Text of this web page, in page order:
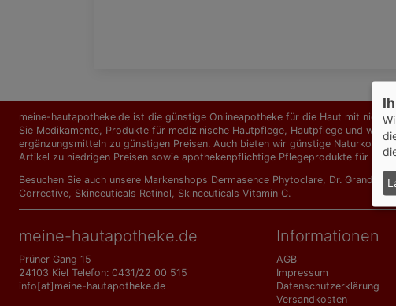
meine-hautapotheke.de ist die günstige Onlineapotheke für die Haut mit
Sie Medikamente, Produkte für medizinische Hautpflege, Hautpflege und
ergänzungs­mitteln zu günstigen Preisen. Auch bieten wir günstige
Artikel zu niedrigen Preisen sowie apothekenpflichtige Pflegeprodukte für
Besuchen Sie auch unsere Markenshops Dermasence Phytoclare, Dr. Grandel
Corrective, Skinceuticals Retinol, Skinceuticals Vitamin C.
meine-hautapotheke.de
Prüner Gang 15
24103 Kiel Telefon: 0431/22 00 515
info[at]meine-hautapotheke.de
Informationen
AGB
Impressum
Datenschutzerklärung
Versandkosten